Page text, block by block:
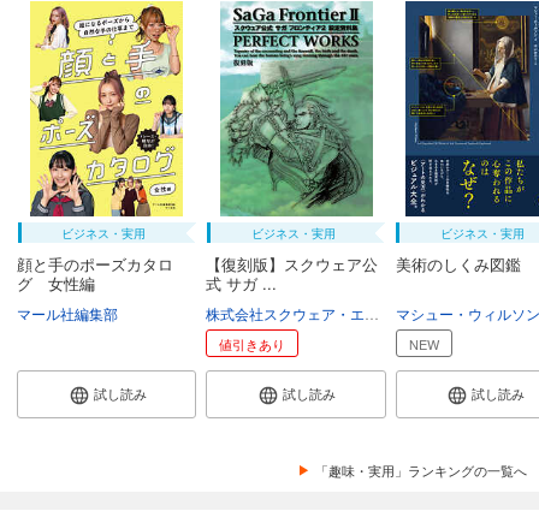
ビジネス・実用
顔と手のポーズカタロ
グ 女性編
マール社編集部
試し読み
ビジネス・実用
【復刻版】スクウェア公
式 サガ ...
株式会社スクウェア・エニックス
値引きあり
試し読み
ビジネス・実用
美術のしくみ図鑑
マシュー・ウィルソン
NEW
試し読み
「趣味・実用」ランキングの一覧へ